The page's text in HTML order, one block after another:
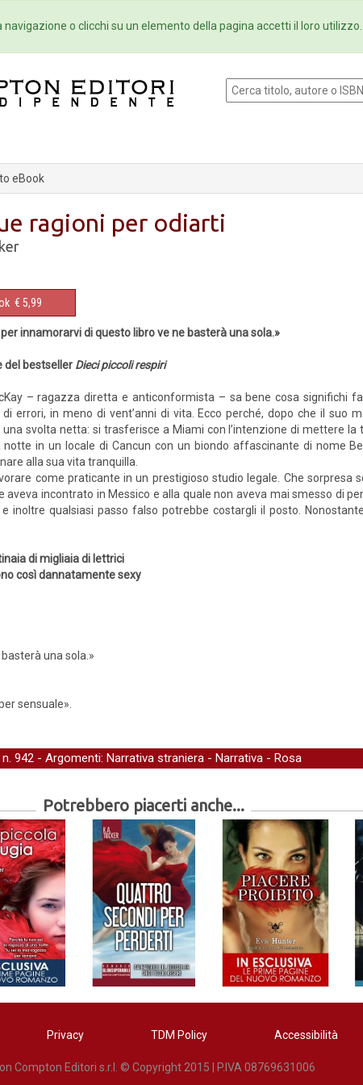
Eventi Collane Newsletter Ebookstore
eBook
ragioni per odiarti
€ 5,99
innamorarvi di questo libro ve ne basterà una sola.»
del bestseller Dieci piccoli respiri
– ragazza diretta e anticonformista – sa bene cosa significhi
errori, in meno di vent’anni di vita. Ecco perché, dopo che il suo
una svolta netta: si trasferisce a Miami con l’intenzione di mettere la
notte in un locale di Cancun con un biondo affascinante di nome
alla sua vita tranquilla.
come praticante in un prestigioso studio legale. Che sorpresa
incontrato in Messico e alla quale non aveva mai smesso di
inoltre qualsiasi passo falso potrebbe costargli il posto.
di migliaia di lettrici
così dannatamente sexy
una sola.»
sensuale».
n. 942 - Argomenti: Narrativa straniera - Narrativa - Rosa
Potrebbero piacerti anche...
Privacy TDM Policy Accessibilità
Compton Editori s.r.l. © Copyright 2015 | P.IVA 08769631006
o clicchi su un elemento della pagina accetti il loro utilizzo.